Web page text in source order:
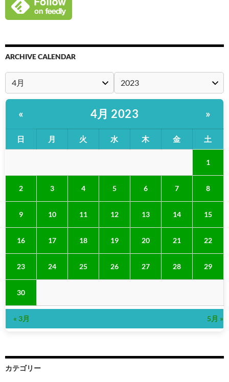
ARCHIVE CALENDAR
« 4月 2023 »
日 月 火 水 木 金 土
1
2 3 4 5 6 7 8
9 10 11 12 13 14 15
16 17 18 19 20 21 22
23 24 25 26 27 28 29
30
« 3月 5月 »
カテゴリー